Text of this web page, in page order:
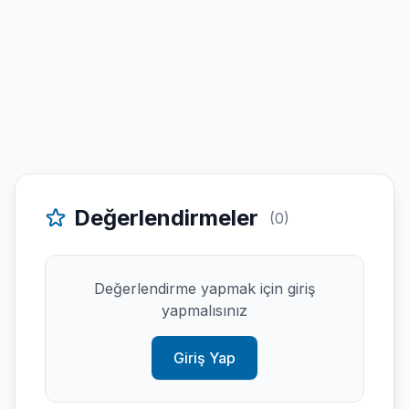
Değerlendirmeler (0)
Değerlendirme yapmak için giriş
yapmalısınız
Giriş Yap